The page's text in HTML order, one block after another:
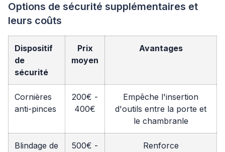
Options de sécurité supplémentaires et
leurs coûts
Dispositif
de
sécurité
Prix
moyen
Avantages
Cornières
anti-pinces
200€ -
400€
Empêche l'insertion
d'outils entre la porte et
le chambranle
Blindage de
500€ -
Renforce